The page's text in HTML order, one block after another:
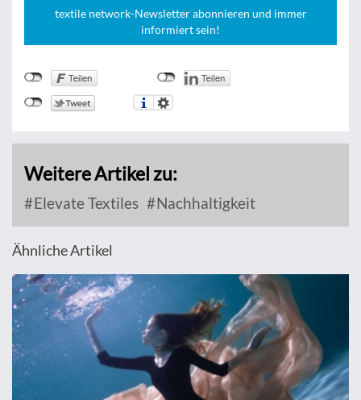
textile network-Newsletter abonnieren und immer
informiert sein!
Weitere Artikel zu:
Elevate Textiles Nachhaltigkeit
Ähnliche Artikel